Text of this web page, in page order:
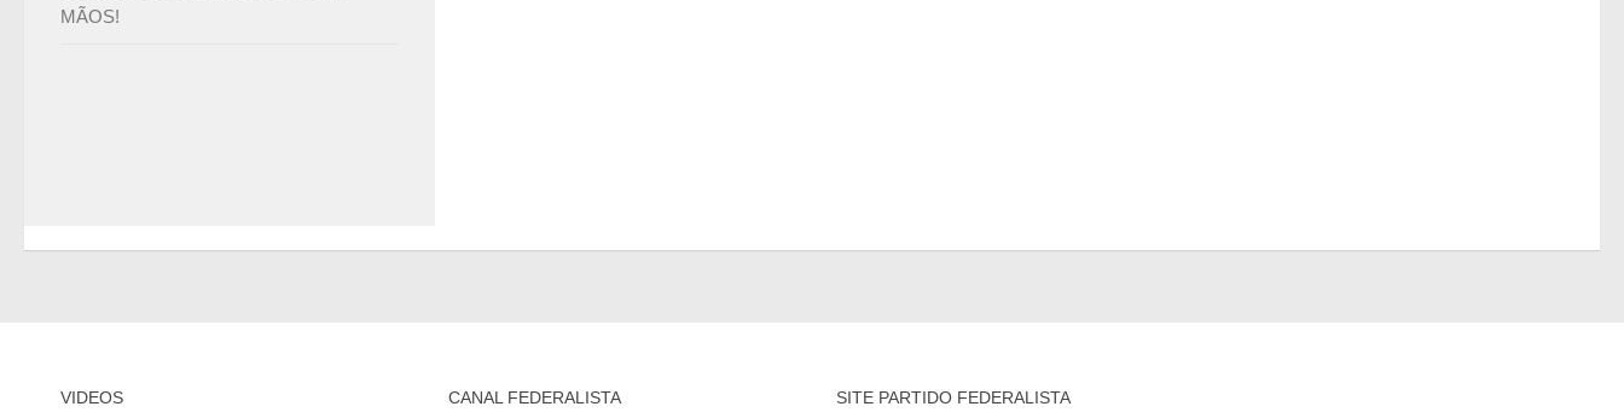
MÃOS!
VIDEOS CANAL FEDERALISTA SITE PARTIDO FEDERALISTA